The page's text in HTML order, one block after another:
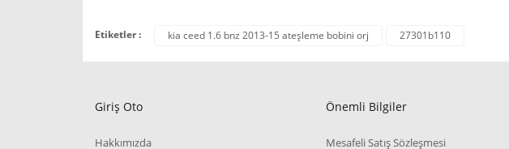
Etiketler : kia ceed 1.6 bnz 2013-15 ateşleme bobini orj 27301b110
Giriş Oto
Hakkımızda
Önemli Bilgiler
Mesafeli Satış Sözleşmesi